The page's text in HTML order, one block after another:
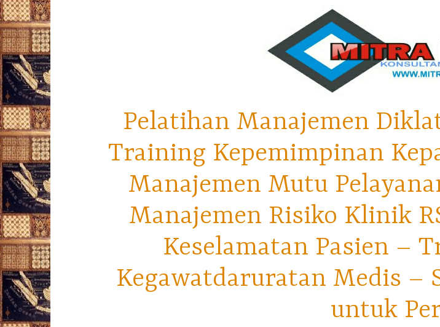
Pelatihan Manajemen
Training Kepemimpinan
Manajemen Mutu
Manajemen Risiko Klinik
Keselamatan Pasien –
Kegawatdaruratan Medis –
untuk